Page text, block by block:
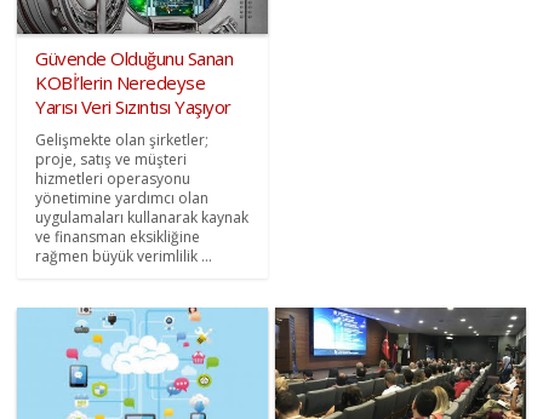
Güvende Olduğunu Sanan
KOBİ’lerin Neredeyse
Yarısı Veri Sızıntısı Yaşıyor
Gelişmekte olan şirketler;
proje, satış ve müşteri
hizmetleri operasyonu
yönetimine yardımcı olan
uygulamaları kullanarak kaynak
ve finansman eksikliğine
rağmen büyük verimlilik ...